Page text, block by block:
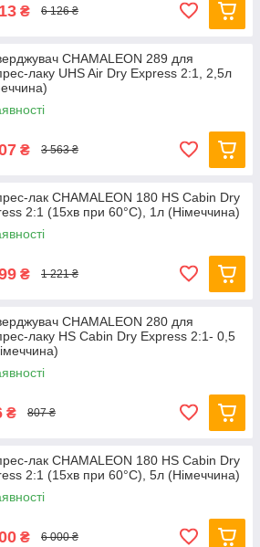
₴ 6 126 ₴
CHAMALEON 289 для
лаку UHS Air Dry Express 2:1, 2,5л
₴ 3 563 ₴
лак CHAMALEON 180 HS Cabin Dry
2:1 (15хв при 60°С), 1л (Німеччина)
₴ 1 221 ₴
CHAMALEON 280 для
лаку HS Cabin Dry Express 2:1- 0,5
₴ 807 ₴
лак CHAMALEON 180 HS Cabin Dry
2:1 (15хв при 60°С), 5л (Німеччина)
₴ 6 000 ₴